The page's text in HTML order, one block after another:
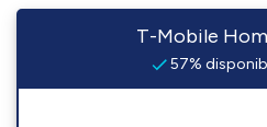
T-Mobile
57%